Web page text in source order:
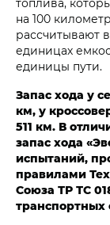
на 100
рассчитывают в
единицах
единицы пути.
Запас хода у
км, у
511 км. В
запас хода
испытаний,
правилами
Союза ТР ТС
транспортных